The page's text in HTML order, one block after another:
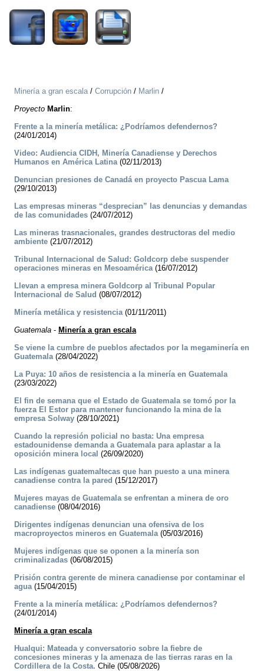
Minería a gran escala/ Corrupción / Marlin /
Proyecto Marlin:
Frente a la minería metálica: ¿Podríamos defendernos?
(24/01/2014)
Video: Audiencia CIDH, Minería Canadiense y Derechos
Humanos en América Latina(02/11/2013)
Denuncian presiones de Canadá en proyecto Pascua Lama
(29/10/2013)
Las empresas mineras “desprecian” las denuncias y demandas
de las comunidades (24/07/2012)
Las mineras trasnacionales, grandes destructoras del medio
ambiente (21/07/2012)
Tribunal Internacional de Salud: Goldcorp debe suspender
operaciones mineras en Mesoamérica(16/07/2012)
Llevan a empresa minera Goldcorp al Tribunal Popular
Internacional de Salud (08/07/2012)
Minería metálica y resistencia(01/11/2011)
Guatemala - Minería a gran escala
Se viene la cumbre de pueblos afectados por la megaminería en
Guatemala(28/04/2022)
La Puya: 10 años de resistencia a la minería en Guatemala
(23/03/2022)
El fin de semana que el Estado de Guatemala se tomó por la
fuerza El Estor para mantener funcionando la mina de la
empresa Solway (28/10/2021)
Cuando la represión policial no basta: Una empresa
estadounidense demanda a Guatemala para aplastar a la
oposición minera local (26/09/2020)
Las indígenas guatemaltecas que han puesto a una minera
canadiense contra la pared (15/12/2017)
Mujeres mayas de Guatemala se enfrentan a minera de oro
canadiense (08/04/2016)
Dirigentes indígenas denuncian una ofensiva de los
macroproyectos mineros en Guatemala(05/03/2016)
Mujeres indígenas que se oponen a la minería son
criminalizadas (06/08/2015)
Prisión contra gerente de minera canadiense por contaminar el
agua(15/04/2015)
Frente a la minería metálica: ¿Podríamos defendernos?
(24/01/2014)
Minería a gran escala
Hualqui: Mateada y conversatorio sobre la fiebre de
concesiones mineras y la amenaza de las tierras raras en la
Cordillera de la Costa. Chile (05/08/2026)